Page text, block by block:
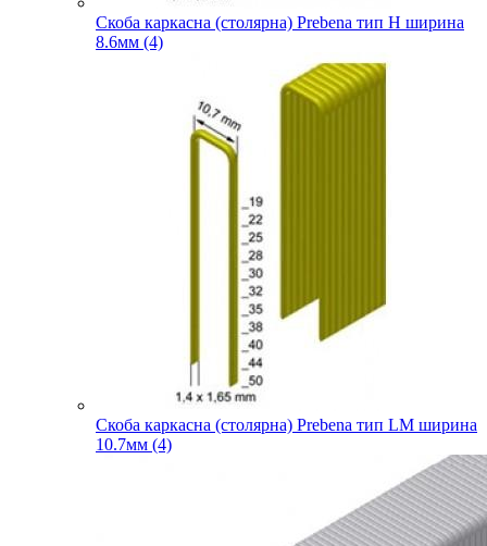
Скоба каркасна (столярна) Prebena тип H ширина
8.6мм (4)
Скоба каркасна (столярна) Prebena тип LM ширина
10.7мм (4)